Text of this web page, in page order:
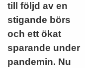
till följd av en
stigande börs
och ett ökat
sparande under
pandemin. Nu